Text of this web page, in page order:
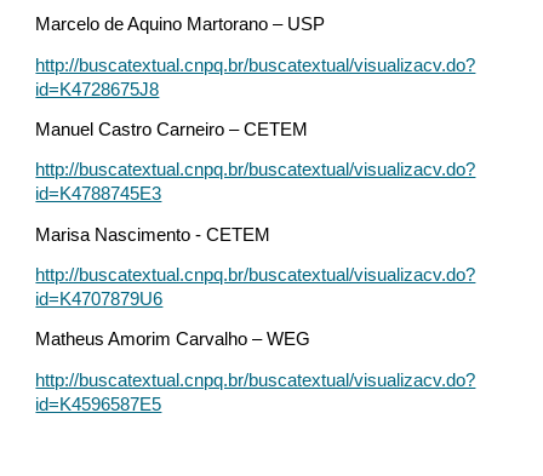
Marcelo de Aquino Martorano – USP
http://buscatextual.cnpq.br/buscatextual/visualizacv.do?
id=K4728675J8
Manuel Castro Carneiro – CETEM
http://buscatextual.cnpq.br/buscatextual/visualizacv.do?
id=K4788745E3
Marisa Nascimento - CETEM
http://buscatextual.cnpq.br/buscatextual/visualizacv.do?
id=K4707879U6
Matheus Amorim Carvalho – WEG
http://buscatextual.cnpq.br/buscatextual/visualizacv.do?
id=K4596587E5